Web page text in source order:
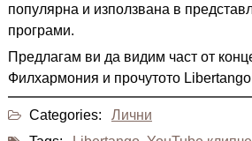
популярна и използвана в
програми.
Предлагам ви да видим част от
Филхармония и прочутото
Categories:
Лични